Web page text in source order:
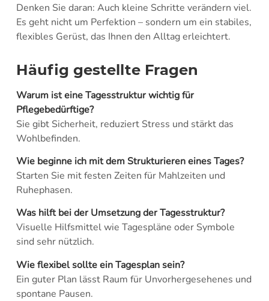
Denken Sie daran: Auch kleine Schritte verändern viel.
Es geht nicht um Perfektion – sondern um ein stabiles,
flexibles Gerüst, das Ihnen den Alltag erleichtert.
Häufig gestellte Fragen
Warum ist eine Tagesstruktur wichtig für
Pflegebedürftige?
Sie gibt Sicherheit, reduziert Stress und stärkt das
Wohlbefinden.
Wie beginne ich mit dem Strukturieren eines Tages?
Starten Sie mit festen Zeiten für Mahlzeiten und
Ruhephasen.
Was hilft bei der Umsetzung der Tagesstruktur?
Visuelle Hilfsmittel wie Tagespläne oder Symbole
sind sehr nützlich.
Wie flexibel sollte ein Tagesplan sein?
Ein guter Plan lässt Raum für Unvorhergesehenes und
spontane Pausen.